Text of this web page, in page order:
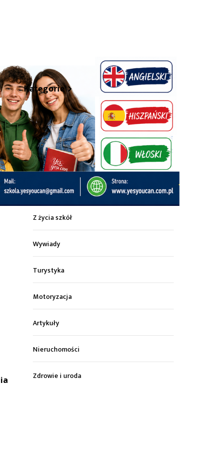
Kategorie
Z życia miasta
Sport
Kultura
Wiadomości z regionu
Z życia szkół
Wywiady
Turystyka
Motoryzacja
Artykuły
Nieruchomości
Zdrowie i uroda